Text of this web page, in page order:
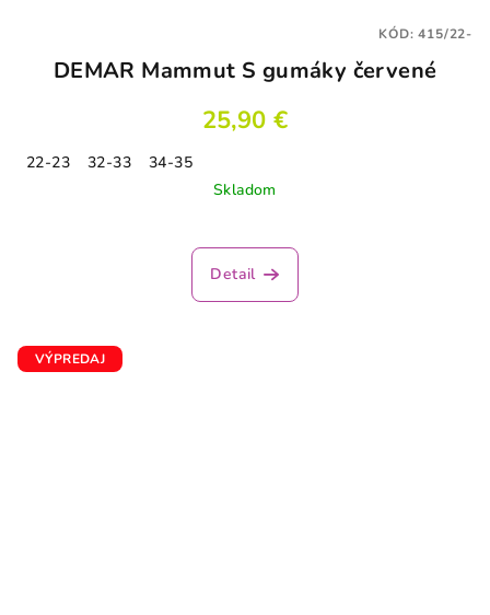
DEMAR Mammut S gumáky červené
25,90 €
22-23 32-33
34-35
Skladom
Detail
KÓD:415/22-
VÝPREDAJ